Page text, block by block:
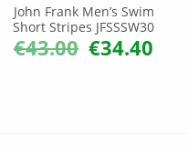
John Frank Men’s Swim
Short Stripes JFSSSW30
€43.00 Original
price
€34.40Η